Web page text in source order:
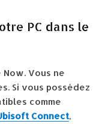
PC dans le
Vous ne
Si vous possédez
comme
Connect,